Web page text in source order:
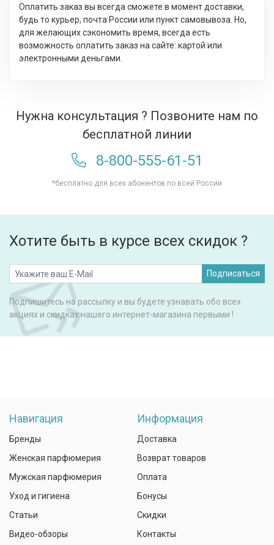
Оплатить заказ вы всегда сможете в момент доставки,
будь то курьер, почта России или пункт самовывоза. Но,
для желающих сэкономить время, всегда есть
возможность оплатить заказ на сайте: картой или
электронными деньгами.
Нужна консультация ? Позвоните нам по
бесплатной линии
8-800-555-61-51
*бесплатно для всех абонентов по всей России
Хотите быть в курсе всех скидок ?
Подписаться
Подпишитесь на рассылку и вы будете узнавать обо всех
акциях и скидках нашего интернет-магазина первыми !
Навигация
Бренды
Женская парфюмерия
Мужская парфюмерия
Уход и гигиена
Статьи
Видео-обзоры
Информация
Доставка
Возврат товаров
Оплата
Бонусы
Скидки
Контакты